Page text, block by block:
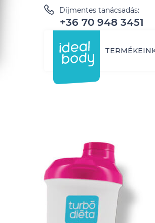
Díjmentes tanácsadás:
+36 70 948 3451